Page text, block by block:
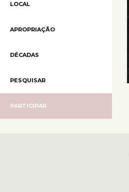
LOCAL
APROPRIAÇÃO
DÉCADAS
PESQUISAR
PARTICIPAR